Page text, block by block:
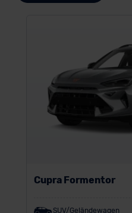
Cupra Formentor
SUV/Geländewagen